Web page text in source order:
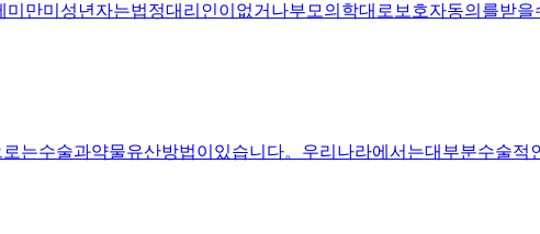
만미성년자는법정대리인이없거나부모의학대로보호자동의를받
는수술과약물유산방법이있습니다。우리나라에서는대부분수술적